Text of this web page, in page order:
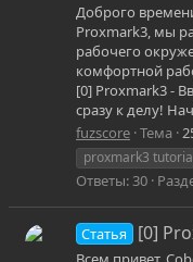
Доброго
Proxmark3, мы
рабочего
комфортной
[0] Proxmark3 -
сразу к делу!
fuzscore Тема
proxmark3
Ответы: 30
Статья [0]